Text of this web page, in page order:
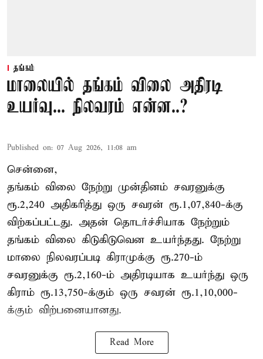
தங்கம்
மாலையில் தங்கம் விலை அதிரடி
உயர்வு... நிலவரம் என்ன..?
Published on: 07 Aug 2026, 11:08 am
சென்னை,
தங்கம் விலை நேற்று முன்தினம் சவரனுக்கு
ரூ.2,240 அதிகரித்து ஒரு சவரன் ரூ.1,07,840-க்கு
விற்கப்பட்டது. அதன் தொடர்ச்சியாக நேற்றும்
தங்கம் விலை கிடுகிடுவென உயர்ந்தது. நேற்று
மாலை நிலவரப்படி கிராமுக்கு ரூ.270-ம்
சவரனுக்கு ரூ.2,160-ம் அதிரடியாக உயர்ந்து ஒரு
கிராம் ரூ.13,750-க்கும் ஒரு சவரன் ரூ.1,10,000-
க்கும் விற்பனையானது.
Read More